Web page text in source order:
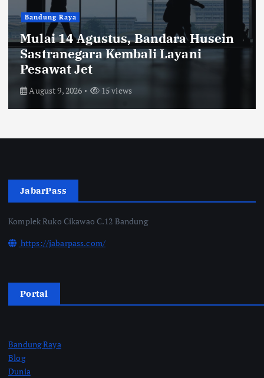
Blog
Tesavara Resmi Rebranding,
Konsep Refined Label dengan
Desain Timeless
August 8, 2026
JabarPass
Komplek Ruko Cikawao C.12 Bandung
https://jabarpass.com/
Portal
Bandung Raya
Blog
Dunia